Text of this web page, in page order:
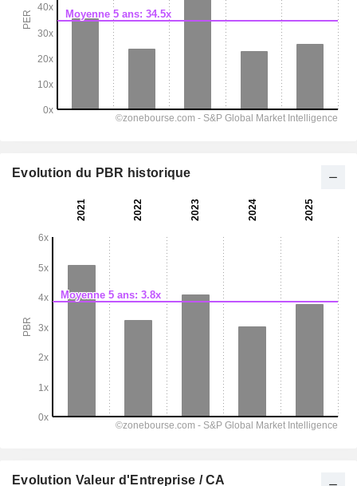
Evolution du PBR historique
Evolution Valeur d'Entreprise / CA